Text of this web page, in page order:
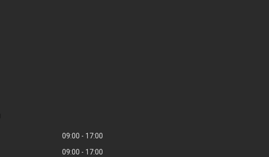
09:00
17:00
09:00
17:00